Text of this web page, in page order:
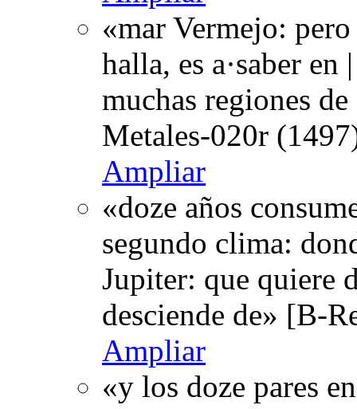
«mar Vermejo:
halla, es a·saber
muchas regiones
Metales-020r
Ampliar
«doze años
segundo clima:
Jupiter: que quiere
desciende de» [B-
Ampliar
«y los doze pares